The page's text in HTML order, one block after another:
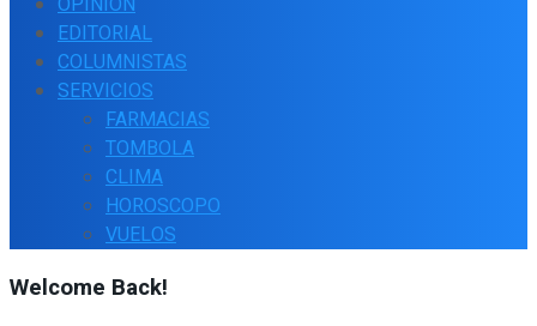
EDITORIAL
COLUMNISTAS
SERVICIOS
FARMACIAS
TOMBOLA
CLIMA
HOROSCOPO
VUELOS
Welcome Back!